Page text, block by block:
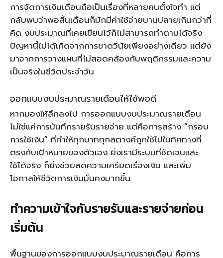
การจัดการเงินเดือนถือเป็นเรื่องที่หลายคนตั้งใจทำ แต่
กลับพบว่าพอสิ้นเดือนก็มักมีค่าใช้จ่ายบานปลายเกินกว่าที่
คิด งบประมาณที่เคยเขียนไว้ก็ไม่สามารถทำตามได้จริง
ปัญหานี้ไม่ได้เกิดจากการขาดวินัยเพียงอย่างเดียว แต่ยัง
มาจากการวางแผนที่ไม่สอดคล้องกับพฤติกรรมและความ
เป็นจริงในชีวิตประจำวัน
ออกแบบงบประมาณรายเดือนให้ใช้พอดี
หากมองให้ลึกลงไป การออกแบบงบประมาณรายเดือน
ไม่ใช่แค่การบันทึกรายรับรายจ่าย แต่คือการสร้าง “กรอบ
การใช้เงิน” ที่ทำให้ทุกบาททุกสตางค์ถูกใช้ไปในทิศทางที่
ตรงกับเป้าหมายของตัวเอง ยิ่งเรามีระบบที่ชัดเจนและ
ใช้ได้จริง ก็ยิ่งช่วยลดความเครียดเรื่องเงิน และเพิ่ม
โอกาสให้ชีวิตการเงินมั่นคงมากขึ้น
ทำความเข้าใจกับรายรับและรายจ่ายก่อน
เริ่มต้น
พื้นฐานของการออกแบบงบประมาณรายเดือน คือการ